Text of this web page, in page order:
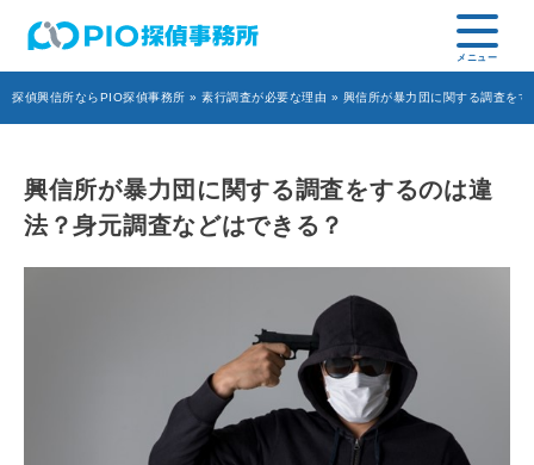
探偵興信所ならPIO探偵事務所 » 素行調査が必要な理由 » 興信所が暴力団に関する調査を
興信所が暴力団に関する調査をするのは違
法？身元調査などはできる？